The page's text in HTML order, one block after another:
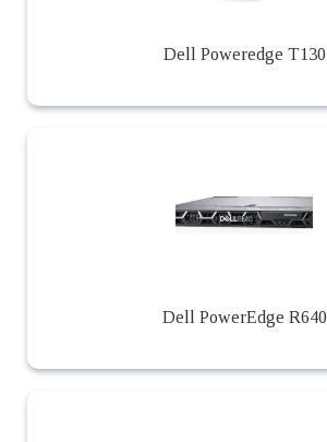
Dell Poweredge T130
Dell PowerEdge R640